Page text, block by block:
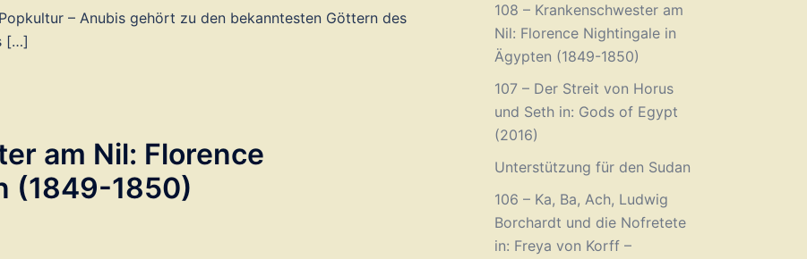
– Anubis gehört zu den bekanntesten Göttern des
[…]
am Nil: Florence
(1849-1850)
108 – Krankenschwester am
Nil: Florence Nightingale in
Ägypten (1849-1850)
107 – Der Streit von Horus
und Seth in: Gods of Egypt
(2016)
Unterstützung für den Sudan
106 – Ka, Ba, Ach, Ludwig
Borchardt und die Nofretete
in: Freya von Korff –